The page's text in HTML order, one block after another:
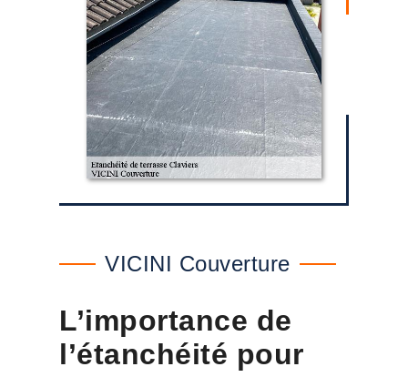
VICINI Couverture
L’importance de
l’étanchéité pour